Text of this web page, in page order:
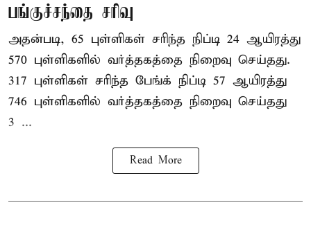
பங்குச்சந்தை சரிவு
அதன்படி, 65 புள்ளிகள் சரிந்த நிப்டி 24 ஆயிரத்து
570 புள்ளிகளில் வர்த்தகத்தை நிறைவு செய்தது.
317 புள்ளிகள் சரிந்த பேங்க் நிப்டி 57 ஆயிரத்து
746 புள்ளிகளில் வர்த்தகத்தை நிறைவு செய்தது
3 ...
Read More